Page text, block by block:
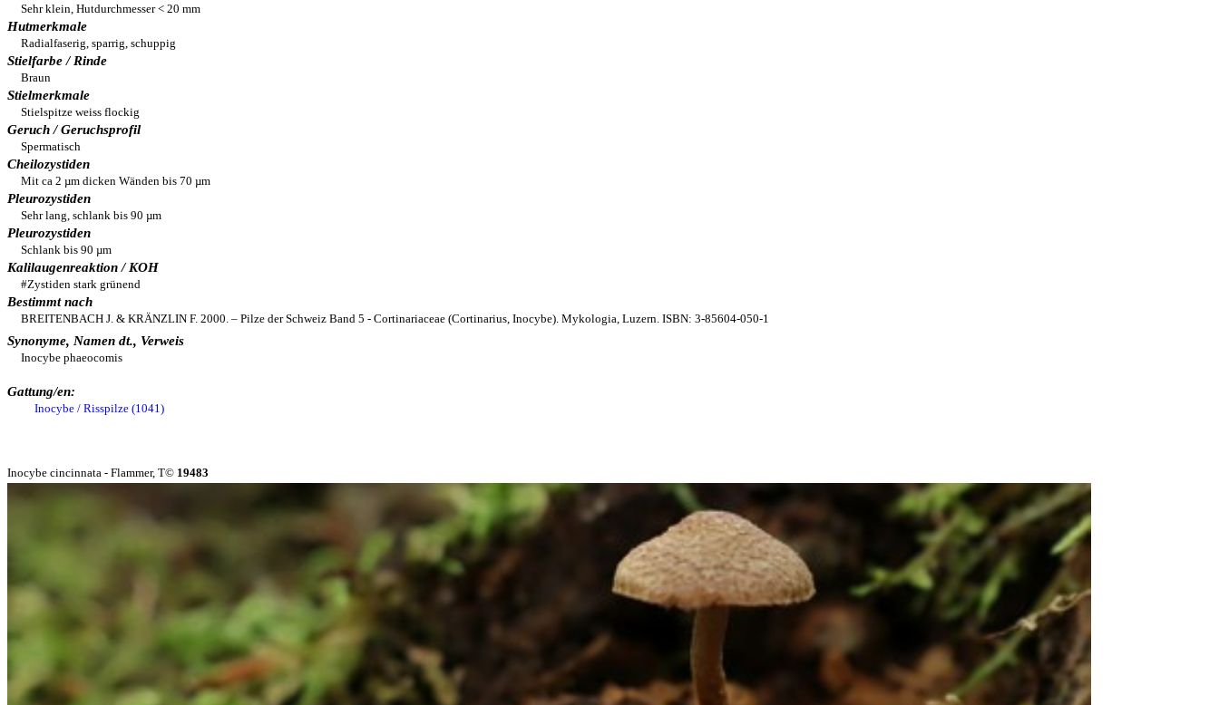
Sehr klein, Hutdurchmesser < 20 mm
Hutmerkmale
Radialfaserig, sparrig, schuppig
Stielfarbe / Rinde
Braun
Stielmerkmale
Stielspitze weiss flockig
Geruch / Geruchsprofil
Spermatisch
Cheilozystiden
Mit ca 2 µm dicken Wänden bis 70 µm
Pleurozystiden
Sehr lang, schlank bis 90 µm
Pleurozystiden
Schlank bis 90 µm
Kalilaugenreaktion / KOH
#Zystiden stark grünend
Bestimmt nach
BREITENBACH J. & KRÄNZLIN F. 2000. – Pilze der Schweiz Band 5 - Cortinariaceae (Cortinarius, Inocybe). Mykologia, Luzern. ISBN: 3-85604-050-1
Synonyme, Namen dt., Verweis
Inocybe phaeocomis
Gattung/en:
Inocybe / Risspilze (1041)
Inocybe cincinnata - Flammer, T© 19483